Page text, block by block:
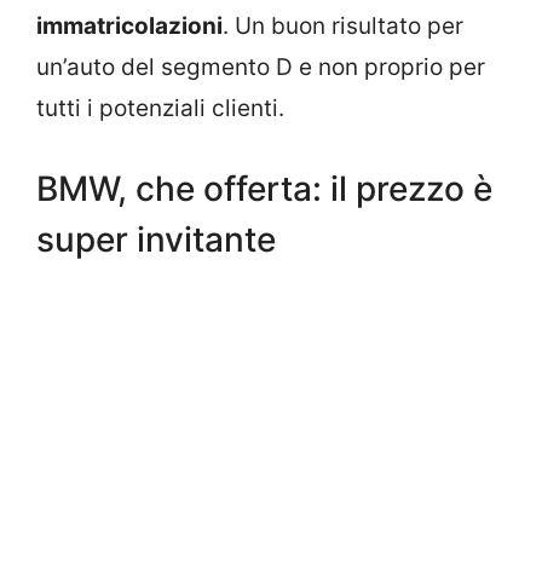
immatricolazioni. Un buon risultato per
un’auto del segmento D e non proprio per
tutti i potenziali clienti.
BMW, che offerta: il prezzo è
super invitante